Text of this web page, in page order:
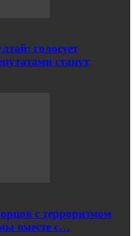
голосует
станут
с терроризмом
вместе с…